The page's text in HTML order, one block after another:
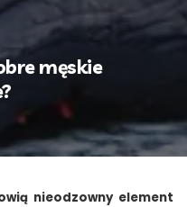
męskie
nieodzowny element